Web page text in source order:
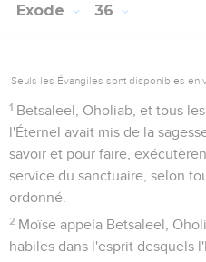
Exode 36
Seuls les Évangiles sont disponibles en
1 Betsaleel, Oholiab, et tous
l'Éternel avait mis de la
savoir et pour faire,
service du sanctuaire, selon
ordonné.
2 Moïse appela Betsaleel,
habiles dans l'esprit desquels